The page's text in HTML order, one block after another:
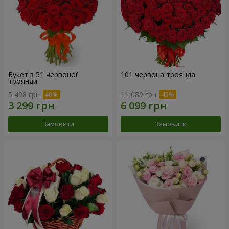
Букет з 51 червоної
троянди
5 498 грн
Замовити
101 червона троянда
11 089 грн
Замовити